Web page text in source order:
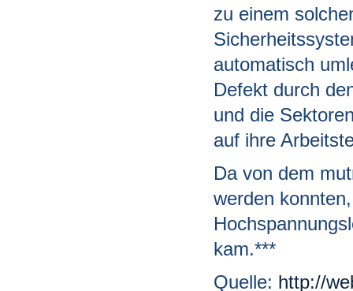
zu einem
automatisch
Defekt durch
und die
auf ihre
Da von dem
werden
kam.***
Quelle: http://